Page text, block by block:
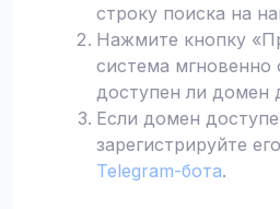
строку поиска на
Нажмите кнопку
система мгновенно
доступен ли домен
Если домен
зарегистрируйте
Telegram-бота.